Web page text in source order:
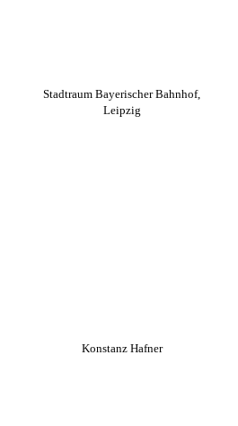
Stadtraum Bayerischer Bahnhof,
Leipzig
Konstanz Hafner